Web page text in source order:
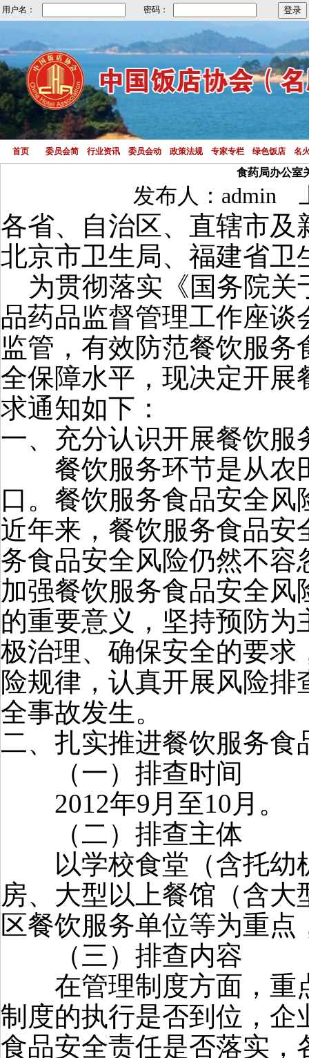
用户名： 密码：
首页 委员会简 行业资讯 委员会动 政策法规 专家专栏 绿色饭店 名
食药局办公室
发布人：admin
各省、自治区、直辖市
北京市卫生局、福建省卫
为贯彻落实《国务院关
品药品监督管理工作座
监管，有效防范餐饮服
全保障水平，现决定开
求通知如下：
一、充分认识开展餐饮
餐饮服务环节是从农
口。餐饮服务食品安全
近年来，餐饮服务食品
务食品安全风险仍然不
加强餐饮服务食品安全
的重要意义，坚持预防
极治理、确保安全的要
险规律，认真开展风险
全事故发生。
二、扎实推进餐饮服务食
（一）排查时间
2012年9月至10月。
（二）排查主体
以学校食堂（含托幼
房、大型以上餐馆（含
区餐饮服务单位等为重
（三）排查内容
在管理制度方面，重
制度的执行是否到位，
食品安全责任是否落实